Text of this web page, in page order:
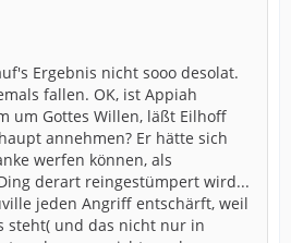
Ergebnis nicht sooo desolat.
fallen. OK, ist Appiah
um Gottes Willen, läßt Eilhoff
annehmen? Er hätte sich
werfen können, als
derart reingestümpert wird...
jeden Angriff entschärft, weil
steht( und das nicht nur in